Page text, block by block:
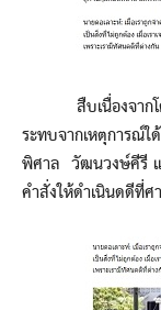
สืบเนื่องจากโศ
ระทบจากเหตุการณ์
พิศาล วัฒนวงษ์คีรี
คำสั่งให้ดำเนินดดีที่